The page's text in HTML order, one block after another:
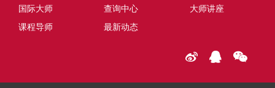
国际大师
课程导师
查询中心
最新动态
大师讲座